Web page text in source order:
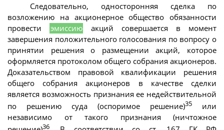
Следовательно, односторонняя сделка по
возложению на акционерное общество обязанности
провести эмиссию акций совершается в момент
завершения положительного голосования по вопросу о
принятии решения о размещении акций, которое
оформляется протоколом общего собрания акционеров.
Доказательством правовой квалификации решения
общего собрания акционеров в качестве сделки
является возможность признания ее недействительной
по решению суда (оспоримое решение)35 или
независимо от такого признания (ничтожное
36